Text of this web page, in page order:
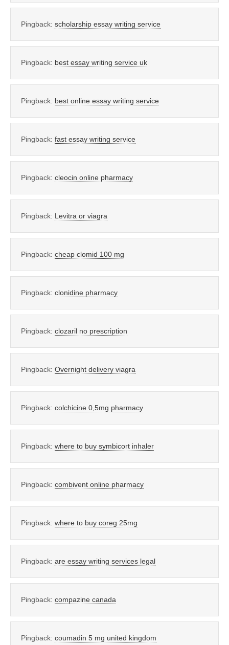
Pingback: scholarship essay writing service
Pingback: best essay writing service uk
Pingback: best online essay writing service
Pingback: fast essay writing service
Pingback: cleocin online pharmacy
Pingback: Levitra or viagra
Pingback: cheap clomid 100 mg
Pingback: clonidine pharmacy
Pingback: clozaril no prescription
Pingback: Overnight delivery viagra
Pingback: colchicine 0,5mg pharmacy
Pingback: where to buy symbicort inhaler
Pingback: combivent online pharmacy
Pingback: where to buy coreg 25mg
Pingback: are essay writing services legal
Pingback: compazine canada
Pingback: coumadin 5 mg united kingdom